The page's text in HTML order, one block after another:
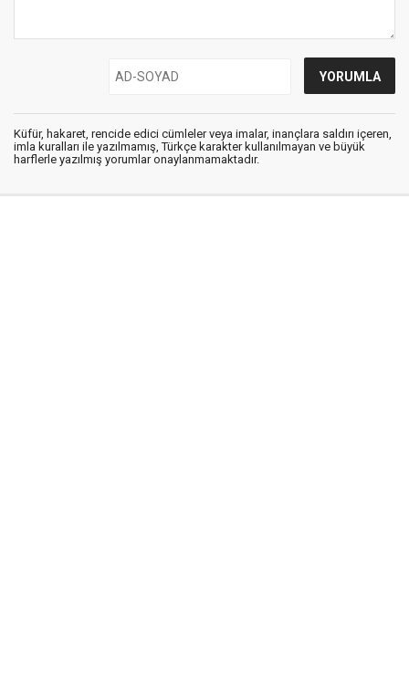
Küfür, hakaret, rencide edici cümleler veya imalar, inançlara saldırı içeren,
imla kuralları ile yazılmamış, Türkçe karakter kullanılmayan ve büyük
harflerle yazılmış yorumlar onaylanmamaktadır.